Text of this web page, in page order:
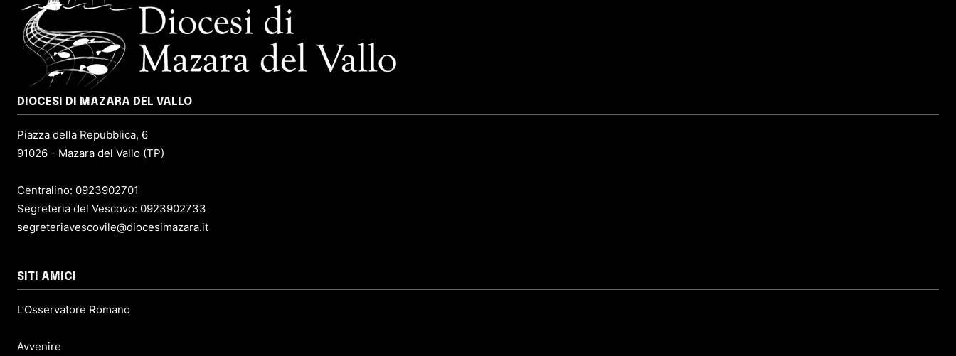
DIOCESI DI MAZARA DEL VALLO
Piazza della Repubblica, 6
91026 - Mazara del Vallo (TP)
Centralino: 0923902701
Segreteria del Vescovo: 0923902733
segreteriavescovile@diocesimazara.it
SITI AMICI
L’Osservatore Romano
Avvenire